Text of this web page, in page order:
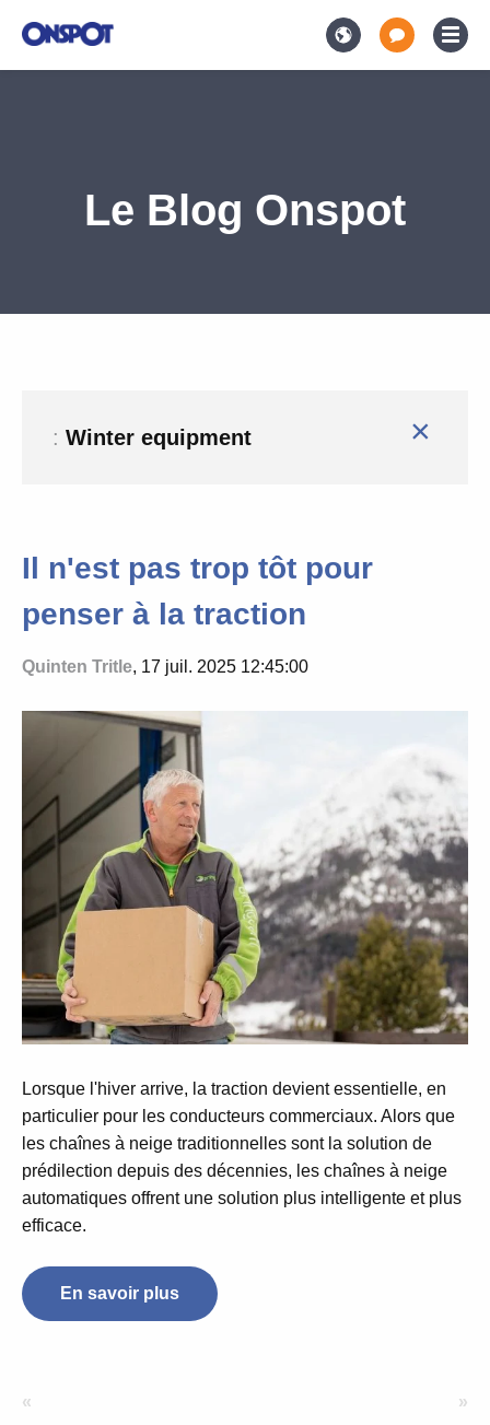
Le Blog Onspot
: Winter equipment ×
Il n'est pas trop tôt pour
penser à la traction
Quinten Tritle, 17 juil. 2025 12:45:00
Lorsque l'hiver arrive, la traction devient essentielle, en
particulier pour les conducteurs commerciaux. Alors que
les chaînes à neige traditionnelles sont la solution de
prédilection depuis des décennies, les chaînes à neige
automatiques offrent une solution plus intelligente et plus
efficace.
En savoir plus
« »